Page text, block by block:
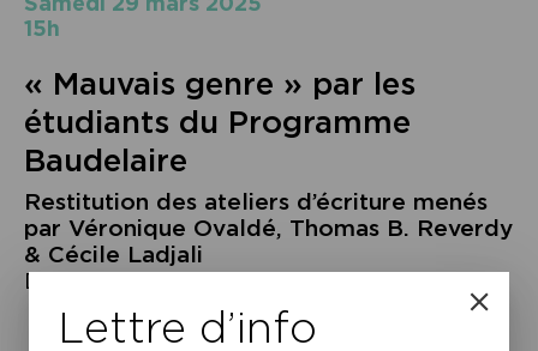
15h
« Mauvais genre » par les
étudiants du Programme
Baudelaire
Restitution des ateliers d’écriture menés
par Véronique Ovaldé, Thomas B. Reverdy
& Cécile Ladjali
Direction : Florient Azoulay
Lettre d’info